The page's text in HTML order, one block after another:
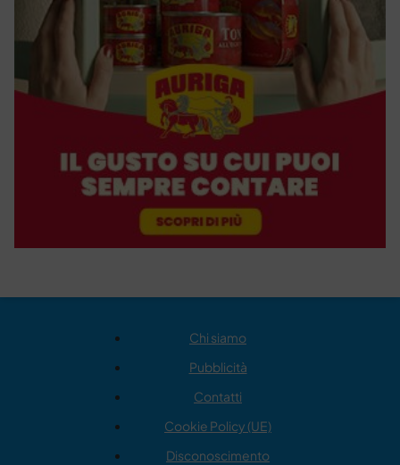
Chi siamo
Pubblicità
Contatti
Cookie Policy (UE)
Disconoscimento